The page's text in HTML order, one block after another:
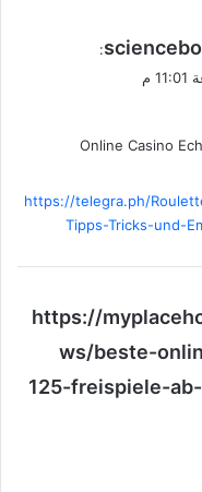
:
Online Casino
https://telegra.ph/
Tipps-Tricks-und-
https://
ws/beste-
125-freispiele-